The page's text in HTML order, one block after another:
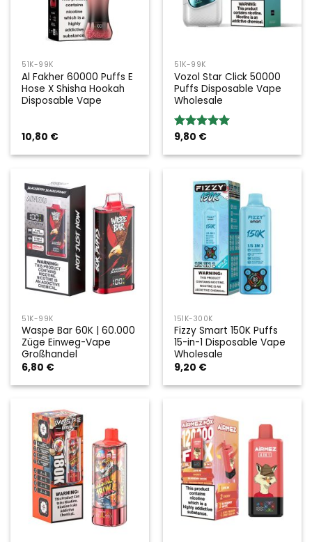
51K-99K
Al Fakher 60000 Puffs E
Hose X Shisha Hookah
Disposable Vape
10,80 €
51K-99K
Vozol Star Click 50000
Puffs Disposable Vape
Wholesale
Bewertung:
9,80 €
51K-99K
Waspe Bar 60K | 60.000
Züge Einweg-Vape
Großhandel
6,80 €
151K-300K
Fizzy Smart 150K Puffs
15-in-1 Disposable Vape
Wholesale
9,20 €